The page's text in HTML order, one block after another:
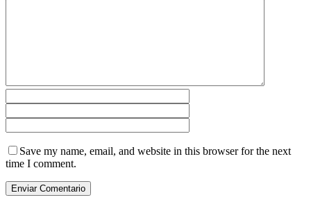
Save my name, email, and website in this browser for the next
time I comment.